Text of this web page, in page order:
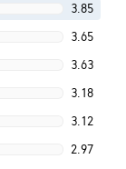
3.85
3.65
3.63
3.18
3.12
2.97